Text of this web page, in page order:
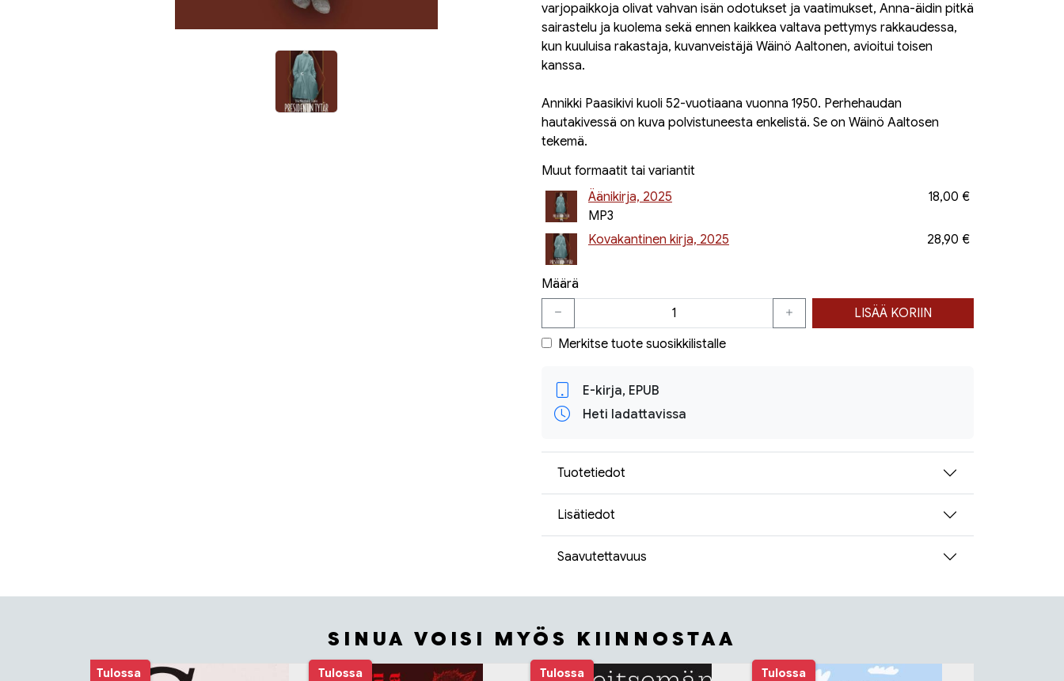
varjopaikkoja olivat vahvan isän odotukset ja vaatimukset, Anna-äidin pitkä
sairastelu ja kuolema sekä ennen kaikkea valtava pettymys rakkaudessa,
kun kuuluisa rakastaja, kuvanveistäjä Wäinö Aaltonen, avioitui toisen
kanssa.
Annikki Paasikivi kuoli 52-vuotiaana vuonna 1950. Perhehaudan
hautakivessä on kuva polvistuneesta enkelistä. Se on Wäinö Aaltosen
tekemä.
Muut formaatit tai variantit
Äänikirja, 2025
MP3
18,00 €
Kovakantinen kirja, 2025 28,90 €
Määrä
LISÄÄ KORIIN
Merkitse tuote suosikkilistalle
E-kirja, EPUB
Heti ladattavissa
Tuotetiedot
Lisätiedot
Saavutettavuus
SINUA VOISI MYÖS KIINNOSTAA
Tuoteluettelon alku
Tulossa Tulossa Tulossa Tulossa